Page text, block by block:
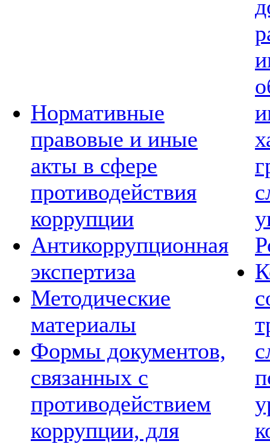
Нормативные
правовые и иные
акты в сфере
противодействия
коррупции
Антикоррупционная
экспертиза
Методические
материалы
Формы документов,
связанных с
противодействием
коррупции, для